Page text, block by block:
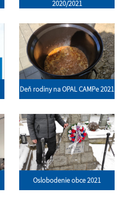
2020/2021
Deň rodiny na OPAL CAMPe 2021
Oslobodenie obce 2021